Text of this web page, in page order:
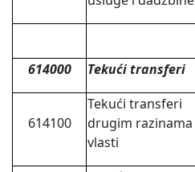
614000 Tekući transferi
614100
Tekući transferi
drugim razinama
vlasti